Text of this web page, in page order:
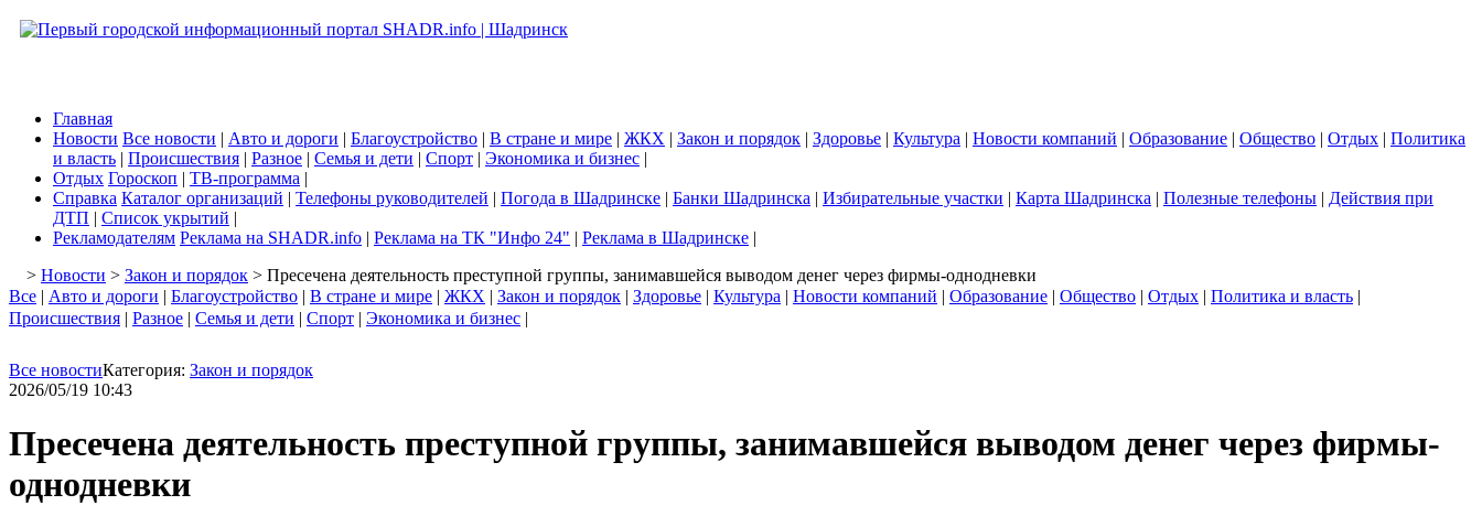
Главная
Новости Все новости | Авто и дороги | Благоустройство | В стране и мире | ЖКХ | Закон и порядок | Здоровье | Культура | Новости компаний | Образование | Общество | Отдых | Политика
и власть | Происшествия | Разное | Семья и дети | Спорт | Экономика и бизнес |
Отдых Гороскоп | ТВ-программа |
Справка Каталог организаций | Телефоны руководителей | Погода в Шадринске | Банки Шадринска | Избирательные участки | Карта Шадринска | Полезные телефоны | Действия при
ДТП | Список укрытий |
Рекламодателям Реклама на SHADR.info | Реклама на ТК "Инфо 24" | Реклама в Шадринске |
> Новости > Закон и порядок > Пресечена деятельность преступной группы, занимавшейся выводом денег через фирмы-однодневки
Все | Авто и дороги | Благоустройство | В стране и мире | ЖКХ | Закон и порядок | Здоровье | Культура | Новости компаний | Образование | Общество | Отдых | Политика и власть |
Происшествия | Разное | Семья и дети | Спорт | Экономика и бизнес |
Все новостиКатегория: Закон и порядок
2026/05/19 10:43
Пресечена деятельность преступной группы, занимавшейся выводом денег через фирмы-
однодневки